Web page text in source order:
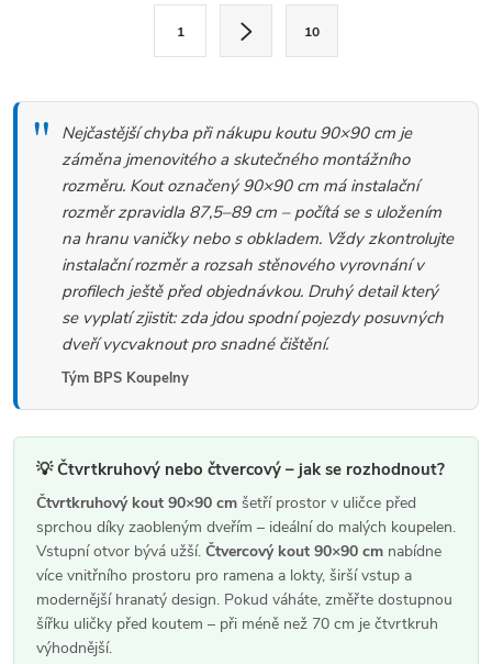
a
ý
p
1 10
Nejčastější chyba při nákupu koutu 90×90 cm je
záměna jmenovitého a skutečného montážního
rozměru. Kout označený 90×90 cm má instalační
rozměr zpravidla 87,5–89 cm – počítá se s uložením
na hranu vaničky nebo s obkladem. Vždy zkontrolujte
instalační rozměr a rozsah stěnového vyrovnání v
profilech ještě před objednávkou. Druhý detail který
se vyplatí zjistit: zda jdou spodní pojezdy posuvných
dveří vycvaknout pro snadné čištění.
Tým BPS Koupelny
💡 Čtvrtkruhový nebo čtvercový – jak se rozhodnout?
Čtvrtkruhový kout 90×90 cm šetří prostor v uličce před
sprchou díky zaobleným dveřím – ideální do malých koupelen.
Vstupní otvor bývá užší. Čtvercový kout 90×90 cm nabídne
více vnitřního prostoru pro ramena a lokty, širší vstup a
modernější hranatý design. Pokud váháte, změřte dostupnou
šířku uličky před koutem – při méně než 70 cm je čtvrtkruh
výhodnější.